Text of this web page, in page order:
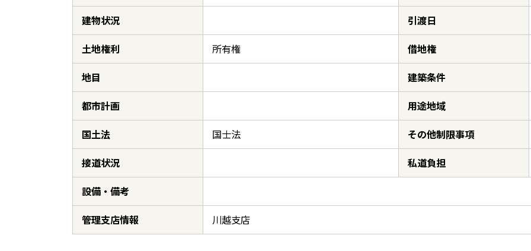
建物状況
引渡日
土地権利
所有権
借地権
地目
建築条件
都市計画
用途地域
国土法
国士法
その他制限事項
接道状況
私道負担
設備・備考
管理支店情報
川越支店